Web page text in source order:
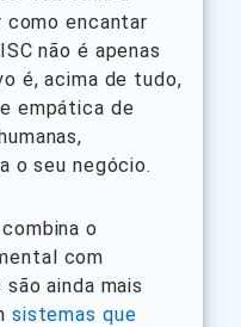
como encantar
não é apenas
é, acima de tudo,
empática de
o seu negócio.
o
com
ainda mais
sistemas que